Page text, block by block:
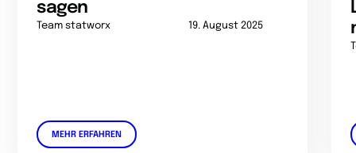
sagen
Team statworx 19. August 2025
MEHR ERFAHREN